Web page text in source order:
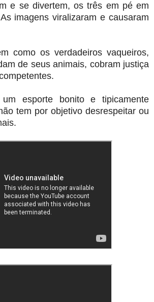
e se divertem, os três em pé em
imagens viralizaram e causaram
como os verdadeiros vaqueiros,
de seus animais, cobram justiça
esporte bonito e tipicamente
tem por objetivo desrespeitar ou